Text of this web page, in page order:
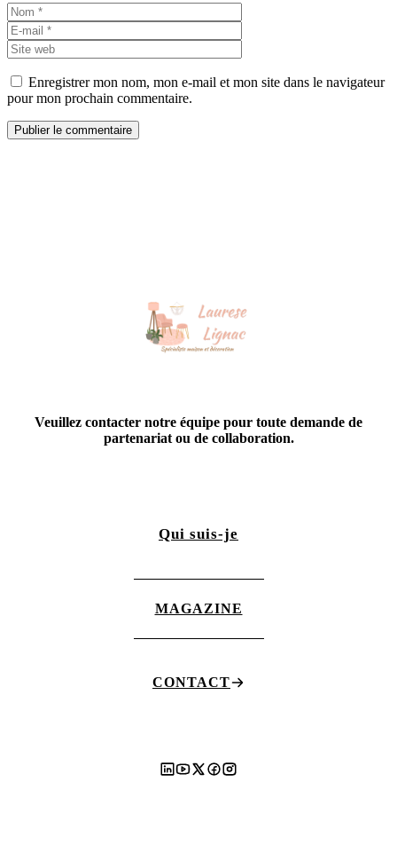
Nom
mail
web
Enregistrer mon nom, mon e-mail et mon site dans le navigateur
pour mon prochain commentaire.
Veuillez contacter notre équipe pour toute demande de
partenariat ou de collaboration.
Qui suis-je
MAGAZINE
CONTACT